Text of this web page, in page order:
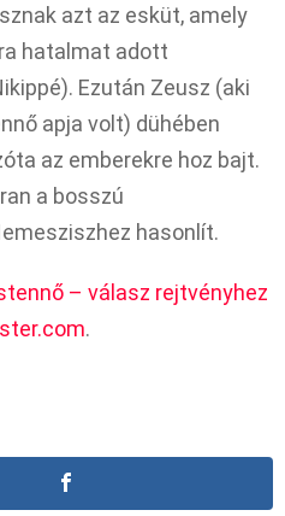
azt az esküt, amely
hatalmat adott
Ezután Zeusz (aki
apja volt) dühében
az emberekre hoz bajt.
a bosszú
hasonlít.
– válasz rejtvényhez
.